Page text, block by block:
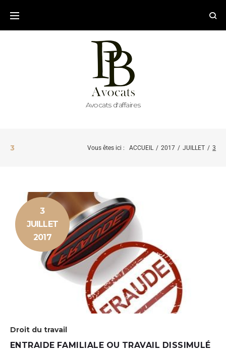
Avocats d'affaires
3 Vous êtes ici : ACCUEIL / 2017 / JUILLET / 3
3
JUILLET
2017
Droit du travail
ENTRAIDE FAMILIALE OU TRAVAIL DISSIMULÉ